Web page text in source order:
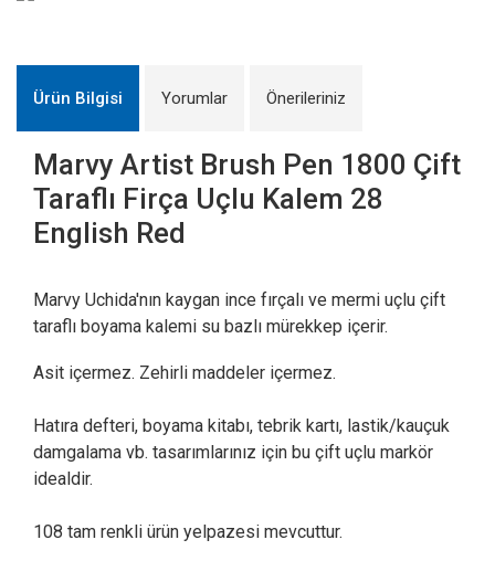
Ürün Bilgisi Yorumlar Önerileriniz
Marvy Artist Brush Pen 1800 Çift
Taraflı Firça Uçlu Kalem 28
English Red
Marvy Uchida'nın kaygan ince fırçalı ve mermi uçlu çift
taraflı boyama kalemi su bazlı mürekkep içerir.
Asit içermez. Zehirli maddeler içermez.
Hatıra defteri, boyama kitabı, tebrik kartı, lastik/kauçuk
damgalama vb. tasarımlarınız için bu çift uçlu markör
idealdir.
108 tam renkli ürün yelpazesi mevcuttur.